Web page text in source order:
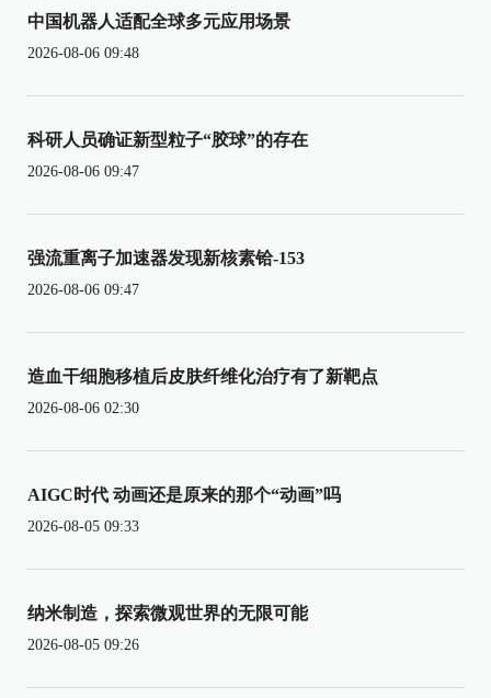
中国机器人适配全球多元应用场景
2026-08-06 09:48
科研人员确证新型粒子“胶球”的存在
2026-08-06 09:47
强流重离子加速器发现新核素铪-153
2026-08-06 09:47
造血干细胞移植后皮肤纤维化治疗有了新靶点
2026-08-06 02:30
AIGC时代 动画还是原来的那个“动画”吗
2026-08-05 09:33
纳米制造，探索微观世界的无限可能
2026-08-05 09:26